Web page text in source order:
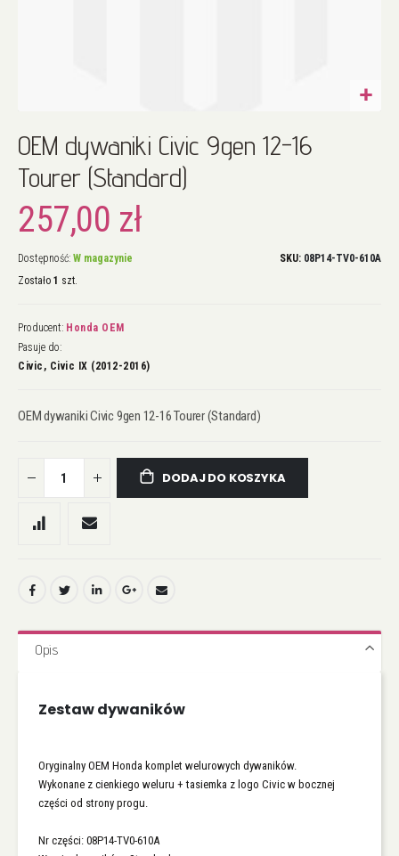
na
początek
galerii
OEM dywaniki Civic 9gen 12-16
Tourer (Standard)
257,00 zł
Dostępność: W magazynie
Zostało 1 szt.
SKU 08P14-TV0-610A
Producent: Honda OEM
Pasuje do:
Civic, Civic IX (2012-2016)
OEM dywaniki Civic 9gen 12-16 Tourer (Standard)
DODAJ DO KOSZYKA
Opis
Zestaw dywaników
Oryginalny OEM Honda komplet welurowych dywaników.
Wykonane z cienkiego weluru + tasiemka z logo Civic w bocznej
części od strony progu.
Nr części: 08P14-TV0-610A